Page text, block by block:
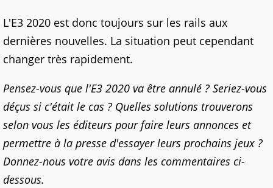
L'E3 2020 est donc toujours sur les rails aux
dernières nouvelles. La situation peut cependant
changer très rapidement.
Pensez-vous que l'E3 2020 va être annulé ? Seriez-vous
déçus si c'était le cas ? Quelles solutions trouverons
selon vous les éditeurs pour faire leurs annonces et
permettre à la presse d'essayer leurs prochains jeux ?
Donnez-nous votre avis dans les commentaires ci-
dessous.